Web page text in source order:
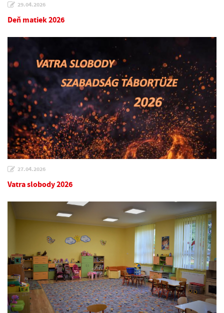
29.04.2026
Deň matiek 2026
27.04.2026
Vatra slobody 2026